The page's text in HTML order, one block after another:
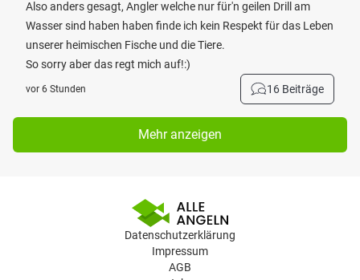
Also anders gesagt, Angler welche nur für'n geilen Drill am
Wasser sind haben haben finde ich kein Respekt für das Leben
unserer heimischen Fische und die Tiere.
So sorry aber das regt mich auf!:)
vor 6 Stunden 16 Beiträge
Mehr anzeigen
Datenschutzerklärung
Impressum
AGB